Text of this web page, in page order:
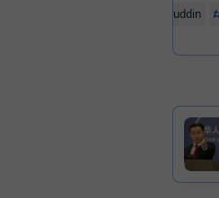
Bahtiar Baharuddin